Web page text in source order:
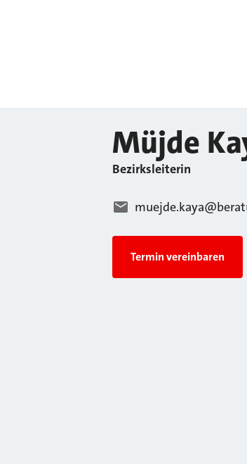
Müjde
Bezirksleiterin
Termin vereinbaren